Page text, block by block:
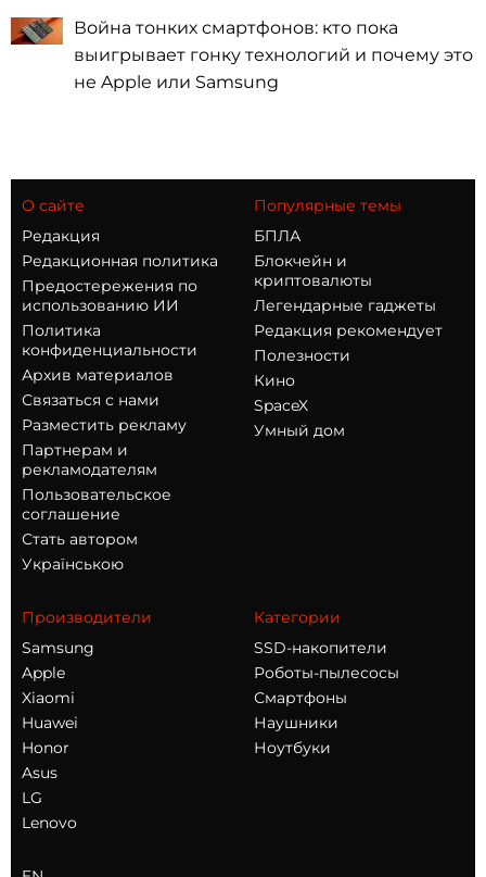
Война тонких смартфонов: кто пока
выигрывает гонку технологий и почему это
не Apple или Samsung
О сайте
Редакция
Редакционная политика
Предостережения по
использованию ИИ
Политика
конфиденциальности
Архив материалов
Связаться с нами
Разместить рекламу
Партнерам и
рекламодателям
Пользовательское
соглашение
Стать автором
Українською
Популярные темы
БПЛА
Блокчейн и
криптовалюты
Легендарные гаджеты
Редакция рекомендует
Полезности
Кино
SpaceX
Умный дом
Производители
Samsung
Apple
Xiaomi
Huawei
Honor
Asus
LG
Lenovo
Категории
SSD-накопители
Роботы-пылесосы
Смартфоны
Наушники
Ноутбуки